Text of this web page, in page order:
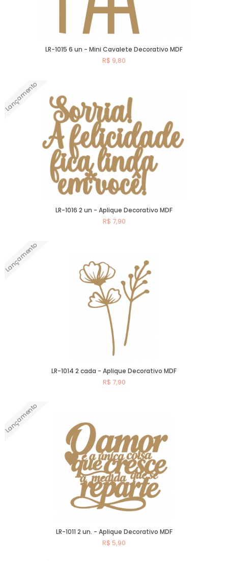
LR-1015 6 un - Mini Cavalete Decorativo MDF
R$ 9,80
Lançamento
LR-1016 2 un - Aplique Decorativo MDF
R$ 7,90
Lançamento
LR-1014 2 cada - Aplique Decorativo MDF
R$ 7,90
Lançamento
LR-1011 2 un. - Aplique Decorativo MDF
R$ 5,90